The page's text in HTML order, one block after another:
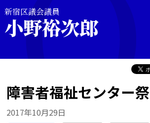
新宿区議会議員
小野裕次郎
障害者福祉センター祭
2017年10月29日